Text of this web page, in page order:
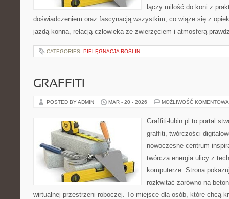
łączy miłość do koni z
doświadczeniem oraz fascynacją wszystkim, co wiąże się z
jazdą konną, relacją człowieka ze zwierzęciem i atmosferą
CATEGORIES: PIELĘGNACJA ROŚLIN
GRAFFITI
POSTED BY ADMIN MAR - 20 - 2026 MOŻLIWOŚĆ
Graffiti-lubin.pl to portal
graffiti, twórczości
nowoczesne centrum
twórcza energia ulicy z
komputerze. Strona
rozkwitać zarówno na
wirtualnej przestrzeni roboczej. To miejsce dla osób, które chcą